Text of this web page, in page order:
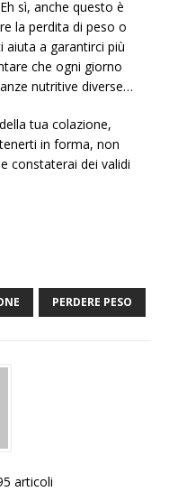
sì, anche questo è
la perdita di peso o
aiuta a garantirci più
che ogni giorno
nutritive diverse…
tua colazione,
in forma, non
constaterai dei validi
PERDERE PESO
articoli